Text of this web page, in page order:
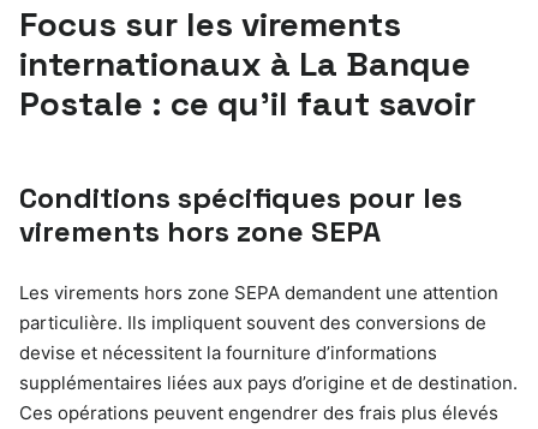
Focus sur les virements
internationaux à La Banque
Postale : ce qu’il faut savoir
Conditions spécifiques pour les
virements hors zone SEPA
Les virements hors zone SEPA demandent une attention
particulière. Ils impliquent souvent des conversions de
devise et nécessitent la fourniture d’informations
supplémentaires liées aux pays d’origine et de destination.
Ces opérations peuvent engendrer des frais plus élevés